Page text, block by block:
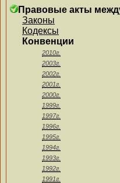
Правовые акты
Законы
Кодексы
Конвенции
2010г.
2003г.
2002г.
2001г.
2000г.
1999г.
1997г.
1996г.
1995г.
1994г.
1993г.
1992г.
1991г.